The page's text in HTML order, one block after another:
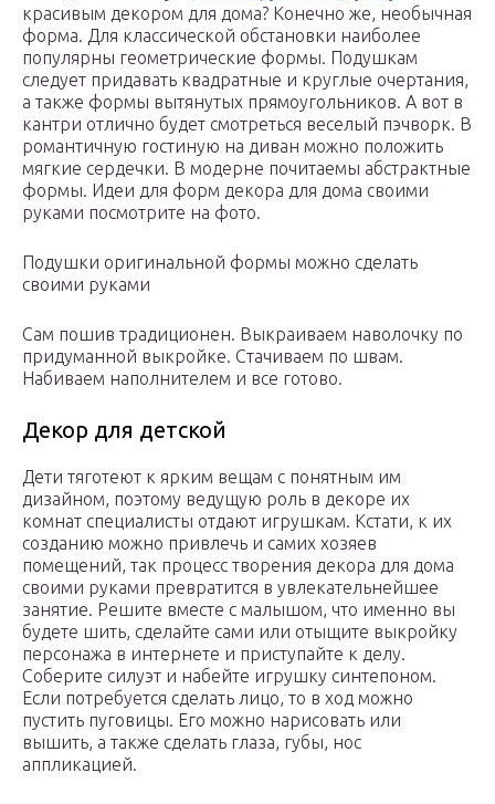
красивым декором для дома? Конечно же, необычная
форма. Для классической обстановки наиболее
популярны геометрические формы. Подушкам
следует придавать квадратные и круглые очертания,
а также формы вытянутых прямоугольников. А вот в
кантри отлично будет смотреться веселый пэчворк. В
романтичную гостиную на диван можно положить
мягкие сердечки. В модерне почитаемы абстрактные
формы. Идеи для форм декора для дома своими
руками посмотрите на фото.
Подушки оригинальной формы можно сделать
своими руками
Сам пошив традиционен. Выкраиваем наволочку по
придуманной выкройке. Стачиваем по швам.
Набиваем наполнителем и все готово.
Декор для детской
Дети тяготеют к ярким вещам с понятным им
дизайном, поэтому ведущую роль в декоре их
комнат специалисты отдают игрушкам. Кстати, к их
созданию можно привлечь и самих хозяев
помещений, так процесс творения декора для дома
своими руками превратится в увлекательнейшее
занятие. Решите вместе с малышом, что именно вы
будете шить, сделайте сами или отыщите выкройку
персонажа в интернете и приступайте к делу.
Соберите силуэт и набейте игрушку синтепоном.
Если потребуется сделать лицо, то в ход можно
пустить пуговицы. Его можно нарисовать или
вышить, а также сделать глаза, губы, нос
аппликацией.